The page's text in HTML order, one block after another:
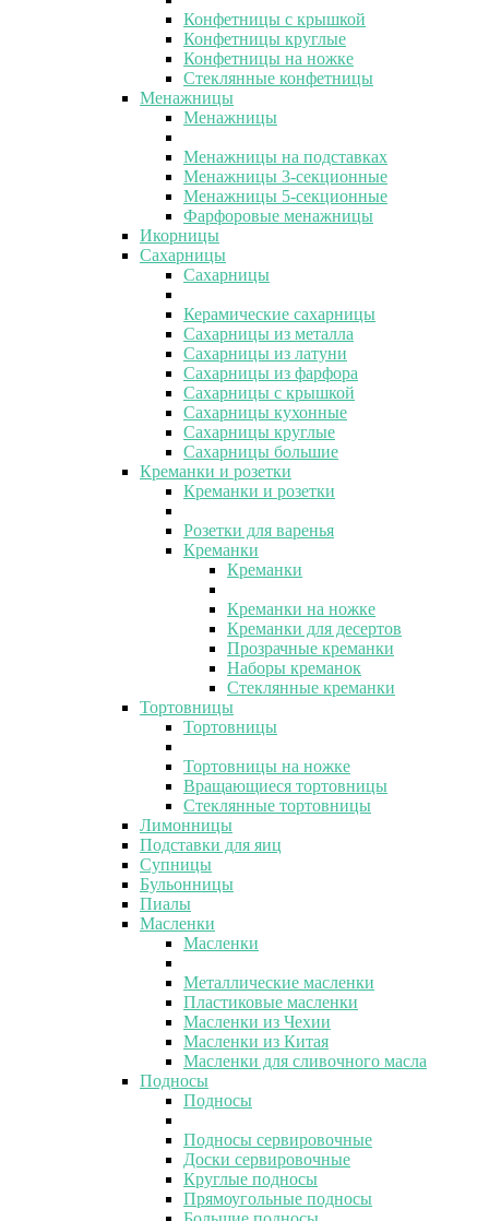
Конфетницы с крышкой
Конфетницы круглые
Конфетницы на ножке
Стеклянные конфетницы
Менажницы
Менажницы
Менажницы на подставках
Менажницы 3-секционные
Менажницы 5-секционные
Фарфоровые менажницы
Икорницы
Сахарницы
Сахарницы
Керамические сахарницы
Сахарницы из металла
Сахарницы из латуни
Сахарницы из фарфора
Сахарницы с крышкой
Сахарницы кухонные
Сахарницы круглые
Сахарницы большие
Креманки и розетки
Креманки и розетки
Розетки для варенья
Креманки
Креманки
Креманки на ножке
Креманки для десертов
Прозрачные креманки
Наборы креманок
Стеклянные креманки
Тортовницы
Тортовницы
Тортовницы на ножке
Вращающиеся тортовницы
Стеклянные тортовницы
Лимонницы
Подставки для яиц
Супницы
Бульонницы
Пиалы
Масленки
Масленки
Металлические масленки
Пластиковые масленки
Масленки из Чехии
Масленки из Китая
Масленки для сливочного масла
Подносы
Подносы
Подносы сервировочные
Доски сервировочные
Круглые подносы
Прямоугольные подносы